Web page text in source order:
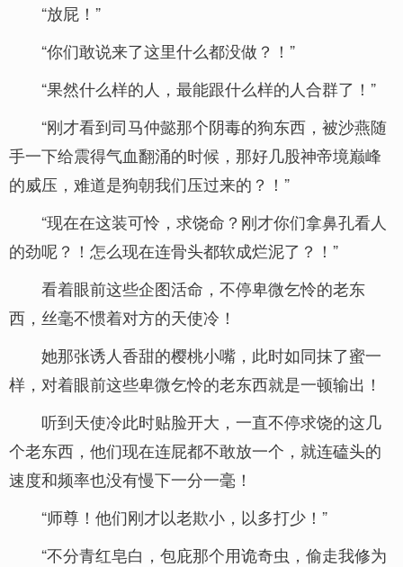
“放屁！”
“你们敢说来了这里什么都没做？！”
“果然什么样的人，最能跟什么样的人合群了！”
“刚才看到司马仲懿那个阴毒的狗东西，被沙燕随
手一下给震得气血翻涌的时候，那好几股神帝境巅峰
的威压，难道是狗朝我们压过来的？！”
“现在在这装可怜，求饶命？刚才你们拿鼻孔看人
的劲呢？！怎么现在连骨头都软成烂泥了？！”
看着眼前这些企图活命，不停卑微乞怜的老东
西，丝毫不惯着对方的天使冷！
她那张诱人香甜的樱桃小嘴，此时如同抹了蜜一
样，对着眼前这些卑微乞怜的老东西就是一顿输出！
听到天使冷此时贴脸开大，一直不停求饶的这几
个老东西，他们现在连屁都不敢放一个，就连磕头的
速度和频率也没有慢下一分一毫！
“师尊！他们刚才以老欺小，以多打少！”
“不分青红皂白，包庇那个用诡奇虫，偷走我修为